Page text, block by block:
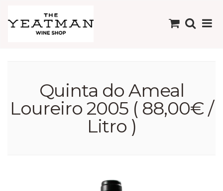
Quinta do Ameal
Loureiro 2005 ( 88,00€ /
Litro )